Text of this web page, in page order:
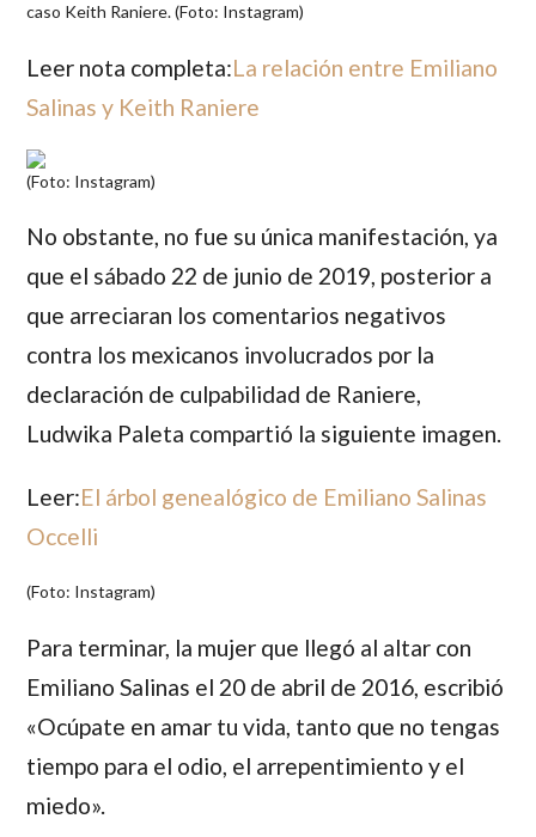
caso Keith Raniere. (Foto: Instagram)
Leer nota completa:La relación entre Emiliano
Salinas y Keith Raniere
(Foto: Instagram)
No obstante, no fue su única manifestación, ya
que el sábado 22 de junio de 2019, posterior a
que arreciaran los comentarios negativos
contra los mexicanos involucrados por la
declaración de culpabilidad de Raniere,
Ludwika Paleta compartió la siguiente imagen.
Leer:El árbol genealógico de Emiliano Salinas
Occelli
(Foto: Instagram)
Para terminar, la mujer que llegó al altar con
Emiliano Salinas el 20 de abril de 2016, escribió
«Ocúpate en amar tu vida, tanto que no tengas
tiempo para el odio, el arrepentimiento y el
miedo».